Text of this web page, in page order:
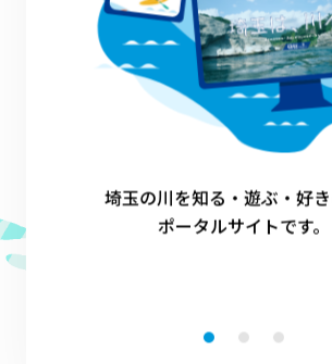
埼玉の川を知る・遊ぶ・好
ポータルサイトです。